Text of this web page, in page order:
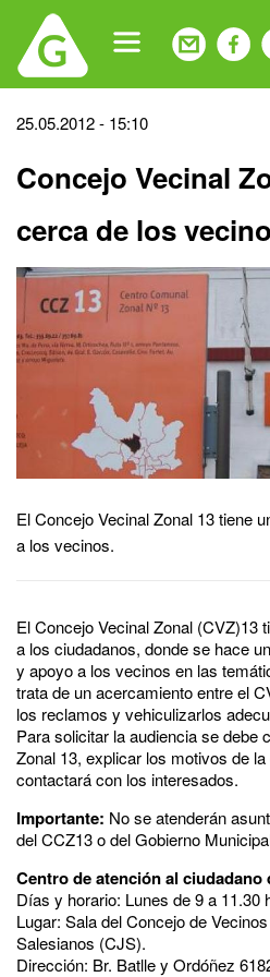
navigation
Back
top
25.05.2012 - 15:10
Concejo Vecinal
cerca de los
El Concejo Vecinal Zonal 13 tiene
a los vecinos.
El Concejo Vecinal Zonal (CVZ)13
a los ciudadanos, donde se hace
y apoyo a los vecinos en las
trata de un acercamiento entre el
los reclamos y vehiculizarlos
Para solicitar la audiencia se debe
Zonal 13, explicar los motivos de
contactará con los interesados.
Importante: No se atenderán
del CCZ13 o del Gobierno
Centro de atención al ciudadano
Días y horario: Lunes de 9 a 11.30
Lugar: Sala del Concejo de
Salesianos (CJS).
Dirección: Br. Batlle y Ordóñez